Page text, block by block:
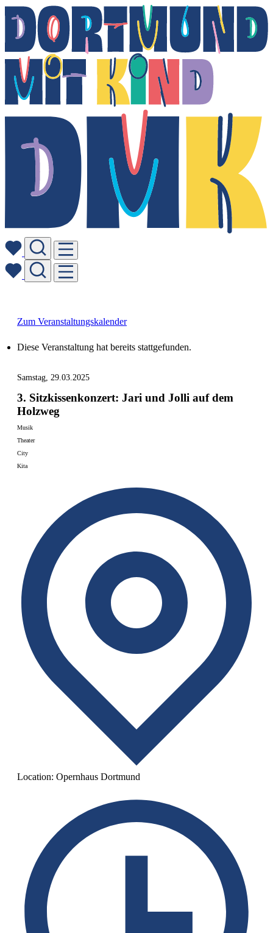
Zum Veranstaltungskalender
Diese Veranstaltung hat bereits stattgefunden.
Samstag, 29.03.2025
3. Sitzkissenkonzert: Jari und Jolli auf dem
Holzweg
Musik
Theater
City
Kita
Location: Opernhaus Dortmund